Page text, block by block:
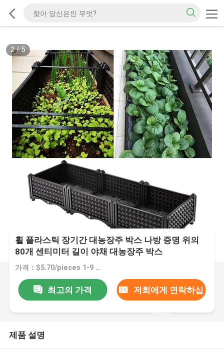
2/5
휠 플라스틱 장기간 대농장주 박스 나방 증명 위의
80개 센티미터 길이 야채 대농장주 박스
가격：$5.70/pieces 1-9 pieces
최고의 가격 저희에게 연락하십
시오
제품 설명